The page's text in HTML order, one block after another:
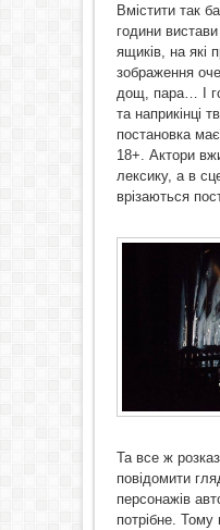
Вмістити так
години
ящиків, на які
зображення
дощ, пара… І
та наприкінці
постановка
18+. Актори
лексику, а в
врізаються
Та все ж
повідомити
персонажів
потрібне. Тому